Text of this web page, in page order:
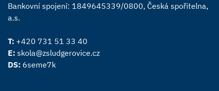
Bankovní spojení: 1849645339/0800, Česká spořitelna,
a.s.
T: +420 731 51 33 40
E: skola@zsludgerovice.cz
DS: 6seme7k